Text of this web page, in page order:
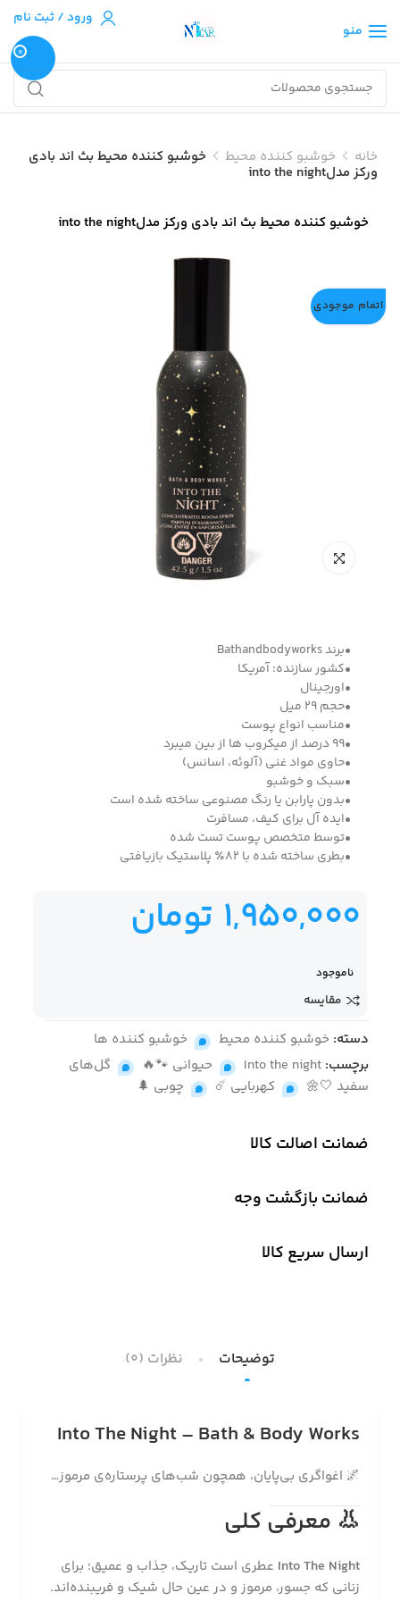
منو
ورود / ثبت نام
0
خانه خوشبو کننده محیط خوشبو کننده محیط بث اند بادی
ورکز مدلinto the night
اتمام موجودی
خوشبو کننده محیط بث اند بادی ورکز مدلinto the night
•برند Bathandbodyworks
•کشور سازنده: آمریکا
•اورجینال
•حجم 29 میل
•مناسب انواع پوست
•99 درصد از میکروب ها از بین میبرد
•حاوی مواد غنی (آلوئه، اسانس)
•سبک و خوشبو
•بدون پارابن یا رنگ مصنوعی ساخته شده است
•ایده آل برای کیف، مسافرت
•توسط متخصص پوست تست شده
•بطری ساخته شده با 82٪ پلاستیک بازیافتی
1,950,000 تومان
ناموجود
مقایسه
دسته: خوشبو کننده محیط ,
خوشبو کننده ها
برچسب: Into the night
, حیوانی 🐾🔥 ,
گل‌های
سفید 🤍🌼
, کهربایی ☄️ , چوبی 🌲
ضمانت اصالت کالا
ضمانت بازگشت وجه
ارسال سریع کالا
توضیحات نظرات (0)
Into The Night – Bath & Body Works
🌌 اغواگری بی‌پایان، همچون شب‌های پرستاره‌ی مرموز…
👃 معرفی کلی
Into The Night عطری است تاریک، جذاب و عمیق؛ برای
زنانی که جسور، مرموز و در عین حال شیک و فریبنده‌اند.